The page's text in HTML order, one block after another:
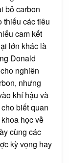
bỏ carbon
thiếu các tiêu
cam kết
lớn khác là
Donald
nghiên
nhưng
khí hậu và
biết quan
học về
cùng các
kỳ vọng hay